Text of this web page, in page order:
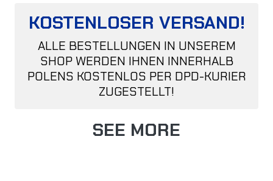
KOSTENLOSER VERSAND!
ALLE BESTELLUNGEN IN UNSEREM
SHOP WERDEN IHNEN INNERHALB
POLENS KOSTENLOS PER DPD-KURIER
ZUGESTELLT!
SEE MORE